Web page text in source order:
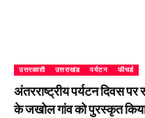
उत्तरकाशी उत्तराखंड पर्यटन फीचर्ड
अंतरराष्ट्रीय पर्यटन दिवस पर
के जखोल गांव को पुरस्कृत